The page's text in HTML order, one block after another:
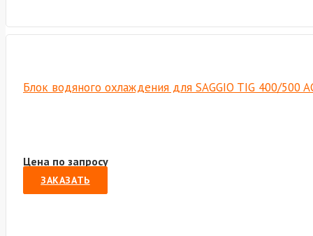
Блок водяного охлаждения для SAGGIO TIG 400/500
Цена по запросу
ЗАКАЗАТЬ